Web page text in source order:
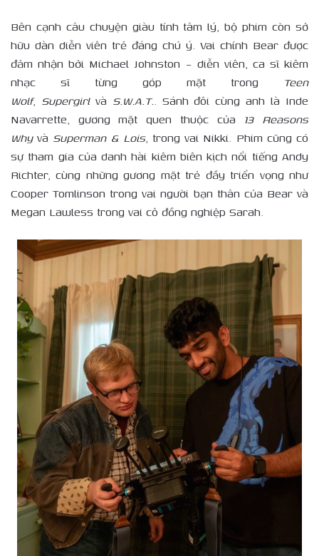
Bên cạnh câu chuyện giàu tính tâm lý, bộ phim còn sở
hữu dàn diễn viên trẻ đáng chú ý. Vai chính Bear được
đảm nhận bởi Michael Johnston – diễn viên, ca sĩ kiêm
nhạc sĩ từng góp mặt trong Teen
Wolf, Supergirlvà S.W.A.T.. Sánh đôi cùng anh là Inde
Navarrette, gương mặt quen thuộc của 13 Reasons
Whyvà Superman & Lois, trong vai Nikki. Phim cũng có
sự tham gia của danh hài kiêm biên kịch nổi tiếng Andy
Richter, cùng những gương mặt trẻ đầy triển vọng như
Cooper Tomlinson trong vai người bạn thân của Bear và
Megan Lawless trong vai cô đồng nghiệp Sarah.